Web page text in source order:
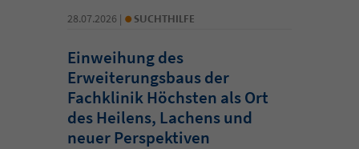
28.07.2026 | • SUCHTHILFE
Einweihung des
Erweiterungsbaus der
Fachklinik Höchsten als Ort
des Heilens, Lachens und
neuer Perspektiven